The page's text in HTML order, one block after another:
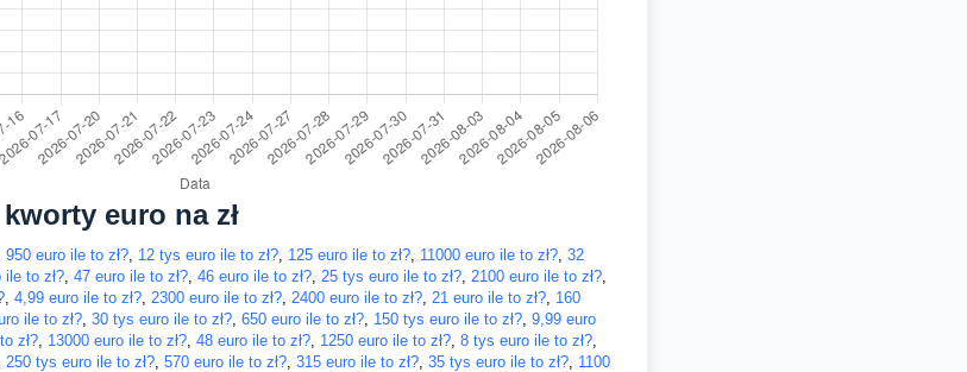
euro na zł
950 euro ile to zł?, 12 tys euro ile to zł?, 125 euro ile to zł?, 11000 euro ile to zł?, 32
ile to zł?, 47 euro ile to zł?, 46 euro ile to zł?, 25 tys euro ile to zł?, 2100 euro ile to zł?,
, 4,99 euro ile to zł?, 2300 euro ile to zł?, 2400 euro ile to zł?, 21 euro ile to zł?, 160
ile to zł?, 30 tys euro ile to zł?, 650 euro ile to zł?, 150 tys euro ile to zł?, 9,99 euro
zł?, 13000 euro ile to zł?, 48 euro ile to zł?, 1250 euro ile to zł?, 8 tys euro ile to zł?,
250 tys euro ile to zł?, 570 euro ile to zł?, 315 euro ile to zł?, 35 tys euro ile to zł?, 1100